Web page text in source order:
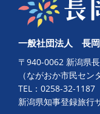
一般社団法人 長
〒940-0062 新潟県
（ながおか市民セン
TEL： 0258-32-1187
新潟県知事登録旅